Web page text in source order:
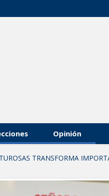
Opinión
TRANSFORMA
a la educación superior en